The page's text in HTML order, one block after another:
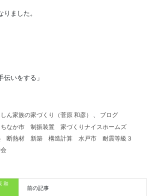
さいのですが、
が加わると、
頃は
ていましたが、
ク音が
出すかな？
」
ん家族の家づくり（菅原 和彦） 、
ブログ
なか市 制振装置
家づくりナイスホームズ
断熱材 新築 構造計算 水戸市
耐震等級３
和